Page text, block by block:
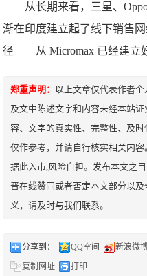
从长期来看，三星、
渐在印度建立起了线下销售
径——从 Micromax 已经建立
郑重声明： 以上文章仅代表作者
及文中陈述文字和内容未经本站
容、文字的真实性、完整性、及
仅作参考，并请自行核实相关内容
据此入市,风险自担。发布本文之
晋在线赞同或者否定本文部分以
义，请及时与我们联系。
分享到： QQ空间 新浪微
复制网址
打印